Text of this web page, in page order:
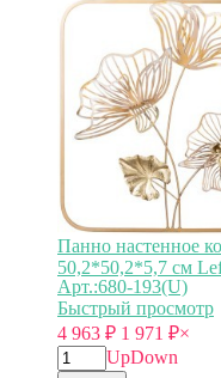
Панно настенное
50,2*50,2*5,7 см
Арт.:680-193(U)
Быстрый просмотр
4 963 ₽ 1 971 ₽×
UpDown